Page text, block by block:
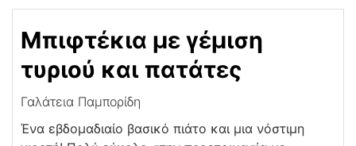
Μπιφτέκια με γέμιση
τυριού και πατάτες
Γαλάτεια Παμπορίδη
Ένα εβδομαδιαίο βασικό πιάτο και μια νόστιμη